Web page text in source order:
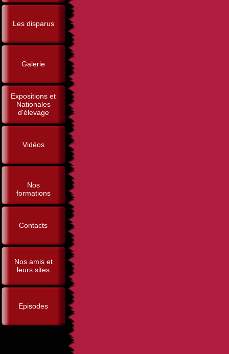
Les disparus
Galerie
Expositions et
Nationales
d'élevage
Vidéos
Nos
formations
Contacts
Nos amis et
leurs sites
Episodes